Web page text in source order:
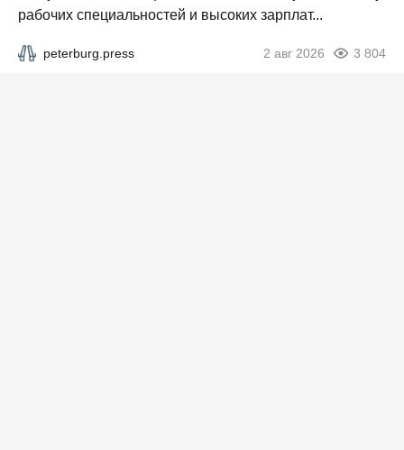
рабочих специальностей и высоких зарплат...
peterburg.press 2 авг 2026 3 804